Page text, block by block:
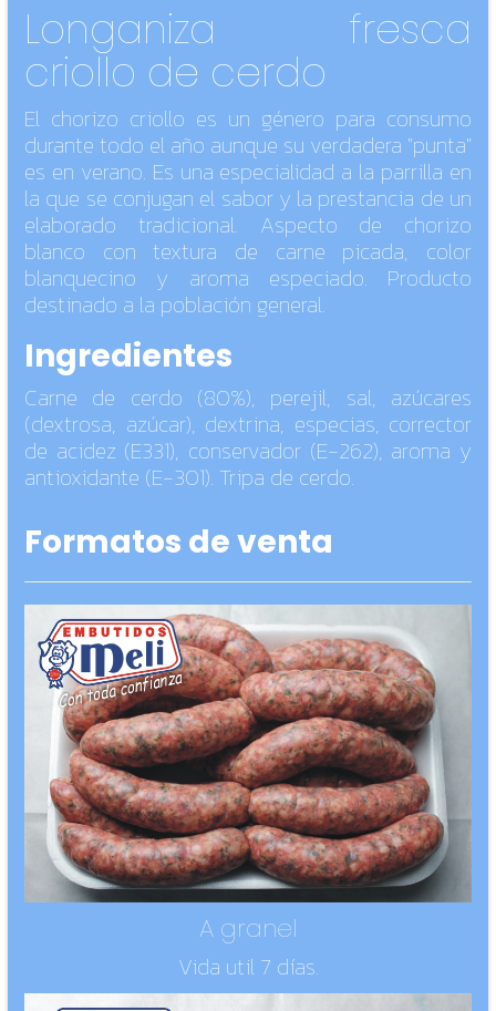
Longaniza fresca
criollo de cerdo
El chorizo criollo es un género para consumo
durante todo el año aunque su verdadera "punta"
es en verano. Es una especialidad a la parrilla en
la que se conjugan el sabor y la prestancia de un
elaborado tradicional. Aspecto de chorizo
blanco con textura de carne picada, color
blanquecino y aroma especiado. Producto
destinado a la población general.
Ingredientes
Carne de cerdo (80%), perejil, sal, azúcares
(dextrosa, azúcar), dextrina, especias, corrector
de acidez (E331), conservador (E-262), aroma y
antioxidante (E-301). Tripa de cerdo.
Formatos de venta
A granel
Vida util 7 días.